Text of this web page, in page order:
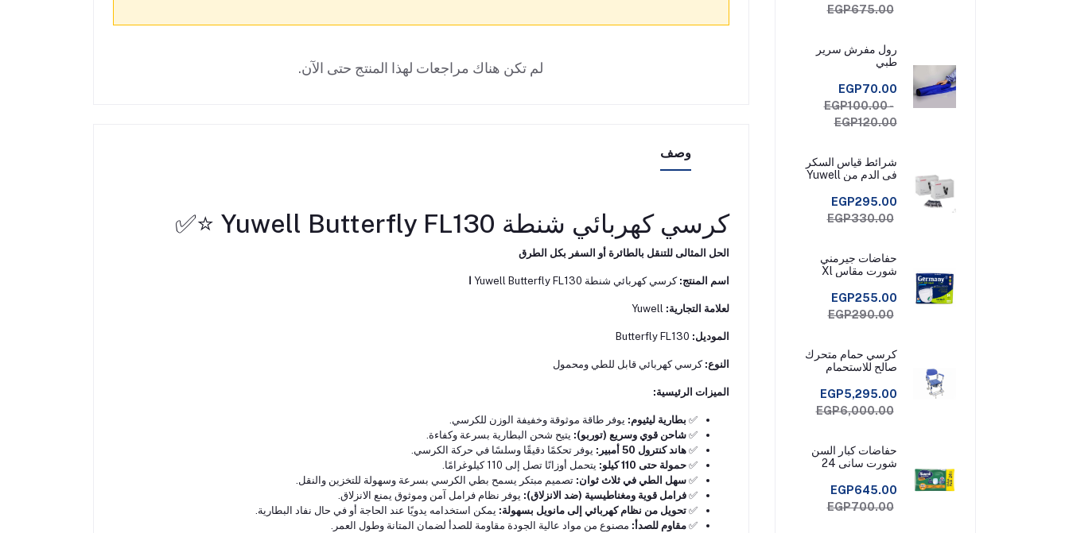
EGP675.00
رول مفرش سرير
طبي
EGP70.00
EGP100.00 -
EGP120.00
شرائط قياس السكر
فى الدم من Yuwell
شريط قياس
EGP295.00
EGP330.00
حفاضات جيرمني
شورت مقاس Xl
EGP255.00
EGP290.00
كرسي حمام متحرك
صالح للاستحمام
EGP5,295.00
EGP6,000.00
حفاضات كبار السن
شورت سانى 24
EGP645.00
EGP700.00
لم تكن هناك مراجعات لهذا المنتج حتى الآن.
وصف
كرسي كهربائي شنطة Yuwell Butterfly FL130 ⭐✅
الحل المثالى للتنقل بالطائرة أو السفر بكل الطرق
اسم المنتج: كرسي كهربائي شنطة Yuwell Butterfly FL130
لعلامة التجارية:
الموديل:
النوع: كرسي كهربائي قابل للطي ومحمول
الميزات الرئيسية:
✅ بطارية ليثيوم: يوفر طاقة موثوقة وخفيفة الوزن للكرسي.
✅شاحن قوي وسريع (توربو): يتيح شحن البطارية بسرعة وكفاءة.
✅هاند كنترول 50 أمبير:
يوفر تحكمًا دقيقًا وسلسًا في حركة الكرسي.
✅حمولة حتى 110 كيلو:
يتحمل أوزانًا تصل إلى 110 كيلوغرامًا.
✅سهل الطي في ثلاث ثوان: تصميم مبتكر يسمح بطي الكرسي بسرعة وسهولة للتخزين والنقل.
✅فرامل قوية ومغناطيسية (ضد الانزلاق): يوفر نظام فرامل آمن وموثوق يمنع الانزلاق.
✅تحويل من نظام كهربائي إلى مانويل بسهولة: يمكن استخدامه يدويًا عند الحاجة أو في حال نفاد البطارية.
✅مقاوم للصدأ: مصنوع من مواد عالية الجودة مقاومة للصدأ لضمان المتانة وطول العمر.